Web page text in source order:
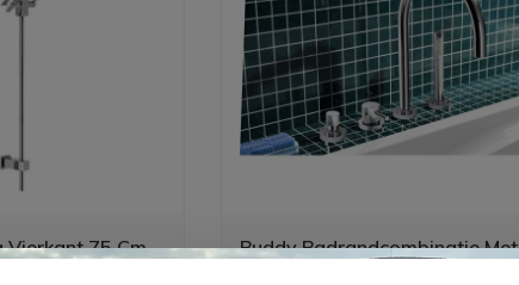
Vierkant 75 Cm
Buddy Badrandcombinatie Met